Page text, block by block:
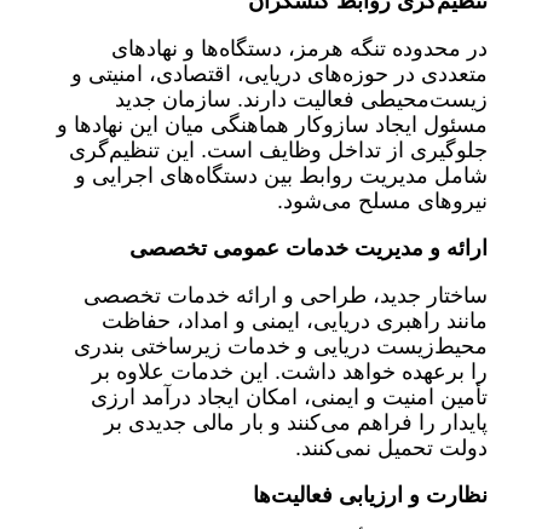
در محدوده تنگه هرمز، دستگاه‌ها و نهادهای
متعددی در حوزه‌های دریایی، اقتصادی، امنیتی و
زیست‌محیطی فعالیت دارند. سازمان جدید
مسئول ایجاد سازوکار هماهنگی میان این نهادها و
جلوگیری از تداخل وظایف است. این تنظیم‌گری
شامل مدیریت روابط بین دستگاه‌های اجرایی و
نیروهای مسلح می‌شود.
ارائه و مدیریت خدمات عمومی تخصصی
ساختار جدید، طراحی و ارائه خدمات تخصصی
مانند راهبری دریایی، ایمنی و امداد، حفاظت
محیط‌زیست دریایی و خدمات زیرساختی بندری
را برعهده خواهد داشت. این خدمات علاوه بر
تأمین امنیت و ایمنی، امکان ایجاد درآمد ارزی
پایدار را فراهم می‌کنند و بار مالی جدیدی بر
دولت تحمیل نمی‌کنند.
نظارت و ارزیابی فعالیت‌ها